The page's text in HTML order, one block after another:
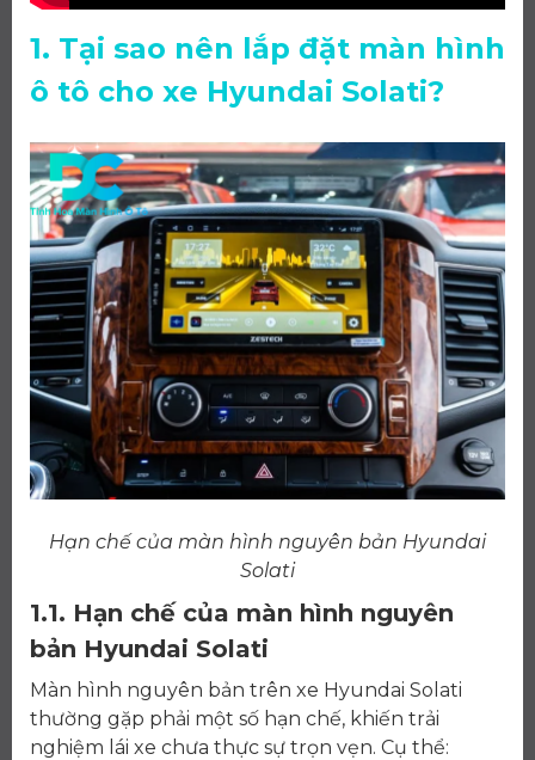
1. Tại sao nên lắp đặt màn hình
ô tô cho xe Hyundai Solati?
Hạn chế của màn hình nguyên bản Hyundai
Solati
1.1. Hạn chế của màn hình nguyên
bản Hyundai Solati
Màn hình nguyên bản trên xe Hyundai Solati
thường gặp phải một số hạn chế, khiến trải
nghiệm lái xe chưa thực sự trọn vẹn. Cụ thể: